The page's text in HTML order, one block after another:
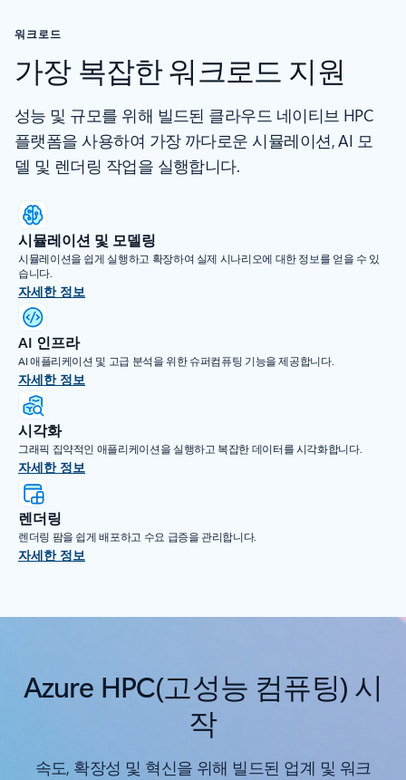
워크로드
가장 복잡한 워크로드 지원
성능 및 규모를 위해 빌드된 클라우드 네이티브 HPC
플랫폼을 사용하여 가장 까다로운 시뮬레이션, AI 모
델 및 렌더링 작업을 실행합니다.
시뮬레이션 및 모델링
시뮬레이션을 쉽게 실행하고 확장하여 실제 시나리오에 대한 정보를 얻을 수 있
습니다.
자세한 정보
AI 인프라
AI 애플리케이션 및 고급 분석을 위한 슈퍼컴퓨팅 기능을 제공합니다.
자세한 정보
시각화
그래픽 집약적인 애플리케이션을 실행하고 복잡한 데이터를 시각화합니다.
자세한 정보
렌더링
렌더링 팜을 쉽게 배포하고 수요 급증을 관리합니다.
자세한 정보
Azure HPC(고성능 컴퓨팅) 시
작
속도, 확장성 및 혁신을 위해 빌드된 업계 및 워크